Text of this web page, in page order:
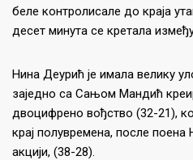
беле контролисале до краја
десет минута се кретала
Нина Деурић је имала велику
заједно са Сањом Мандић
двоцифрено вођство (32-21),
крај полувремена, после
акцији, (38-28).